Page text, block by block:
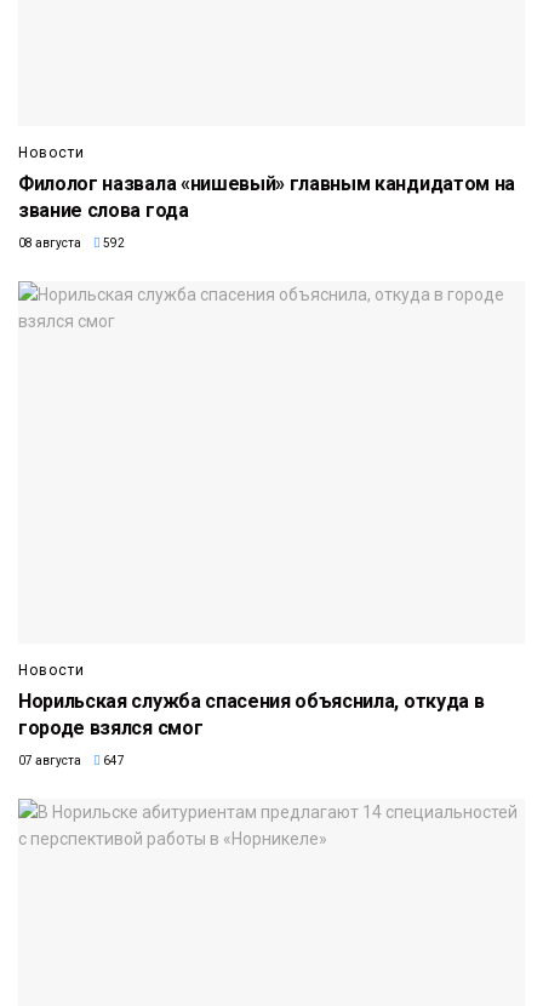
Новости
Филолог назвала «нишевый» главным кандидатом на
звание слова года
08 августа 592
Новости
Норильская служба спасения объяснила, откуда в
городе взялся смог
07 августа 647